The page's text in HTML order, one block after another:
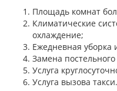
Площадь комнат
Климатические
охлаждение;
Ежедневная уборка
Замена
Услуга
Услуга вызова такси.